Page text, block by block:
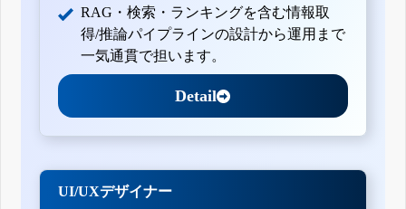
RAG・検索・ランキングを含む情報取
得/推論パイプラインの設計から運用まで
一気通貫で担います。
Detail
UI/UXデザイナー